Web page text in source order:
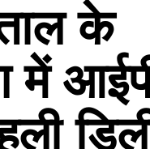
के
में